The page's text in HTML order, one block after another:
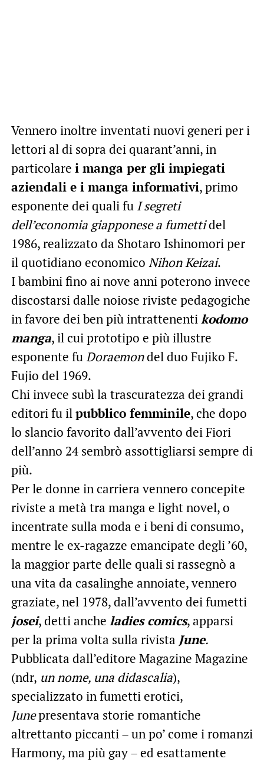
Vennero inoltre inventati nuovi generi per i
lettori al di sopra dei quarant’anni, in
particolare i manga per gli impiegati
aziendali e i manga informativi, primo
esponente dei quali fu I segreti
dell’economia giapponese a fumettidel
1986, realizzato da Shotaro Ishinomori per
il quotidiano economico Nihon Keizai.
I bambini fino ai nove anni poterono invece
discostarsi dalle noiose riviste pedagogiche
in favore dei ben più intrattenentikodomo
manga, il cui prototipo e più illustre
esponente fuDoraemondel duo Fujiko F.
Fujio del 1969.
Chi invece subì la trascuratezza dei grandi
editori fu ilpubblico femminile, che dopo
lo slancio favorito dall’avvento dei Fiori
dell’anno 24 sembrò assottigliarsi sempre di
più.
Per le donne in carriera vennero concepite
riviste a metà tra manga e light novel, o
incentrate sulla moda e i beni di consumo,
mentre le ex-ragazze emancipate degli ’60,
la maggior parte delle quali si rassegnò a
una vita da casalinghe annoiate, vennero
graziate, nel 1978, dall’avvento dei fumetti
josei, detti anche ladies comics, apparsi
per la prima volta sulla rivista June.
Pubblicata dall’editore Magazine Magazine
(ndr, un nome, una didascalia),
specializzato in fumetti erotici,
Junepresentava storie romantiche
altrettanto piccanti – un po’ come i romanzi
Harmony, ma più gay – ed esattamente